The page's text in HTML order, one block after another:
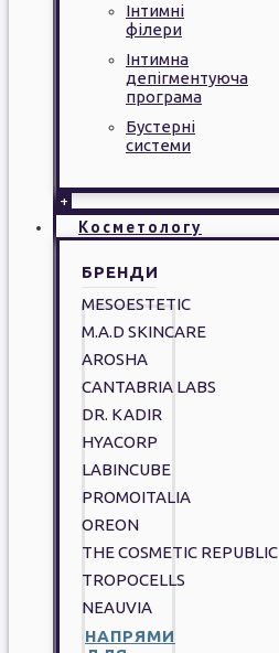
Інтимні
філери
Інтимна
депігментуюча
програма
Бустерні
системи
+
Косметологу
БРЕНДИ
MESOESTETIC
M.A.D SKINCARE
AROSHA
CANTABRIA LABS
DR. KADIR
HYACORP
LABINCUBE
PROMOITALIA
OREON
THE COSMETIC REPUBLIC
TROPOCELLS
NEAUVIA
НАПРЯМИ